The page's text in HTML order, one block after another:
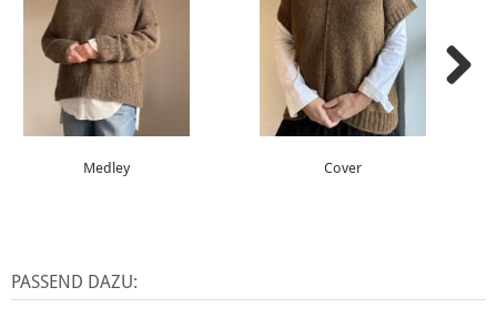
Medley Cover
PASSEND DAZU: